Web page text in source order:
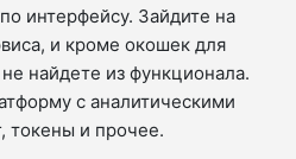
интерфейсу. Зайдите на
и кроме окошек для
найдете из функционала.
с аналитическими
токены и прочее.